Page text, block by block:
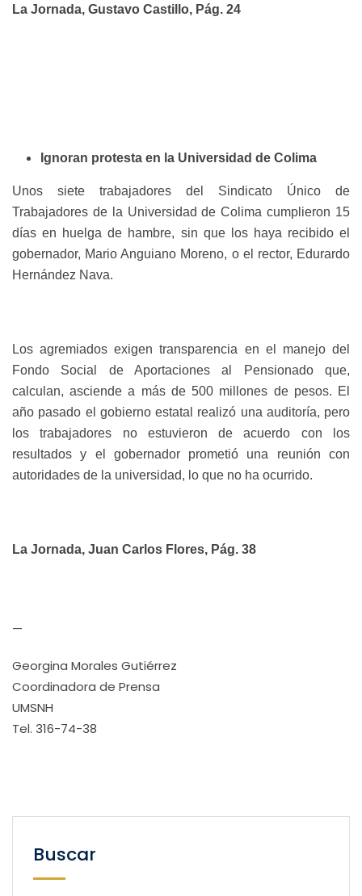
La Jornada, Gustavo Castillo, Pág. 24
Ignoran protesta en la Universidad de Colima
Unos siete trabajadores del Sindicato Único de
Trabajadores de la Universidad de Colima cumplieron 15
días en huelga de hambre, sin que los haya recibido el
gobernador, Mario Anguiano Moreno, o el rector, Edurardo
Hernández Nava.
Los agremiados exigen transparencia en el manejo del
Fondo Social de Aportaciones al Pensionado que,
calculan, asciende a más de 500 millones de pesos. El
año pasado el gobierno estatal realizó una auditoría, pero
los trabajadores no estuvieron de acuerdo con los
resultados y el gobernador prometió una reunión con
autoridades de la universidad, lo que no ha ocurrido.
La Jornada, Juan Carlos Flores, Pág. 38
—
Georgina Morales Gutiérrez
Coordinadora de Prensa
UMSNH
Tel. 316-74-38
Buscar